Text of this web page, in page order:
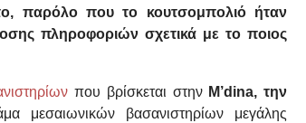
παρόλο που το κουτσομπολιό ήταν
πληροφοριών σχετικά με το ποιος
που βρίσκεται στηνM’dina, την
μεσαιωνικών βασανιστηρίων μεγάλης